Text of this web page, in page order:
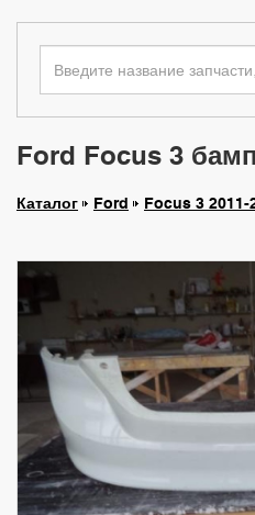
Ford Focus 3
Каталог Ford Focus 3 2011-